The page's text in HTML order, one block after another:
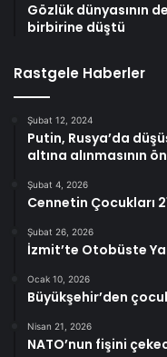
Gözlük dünyasının
birbirine düştü
Rastgele Haberler
Şubat 12, 2024
Putin, Rusya’da
altına alınmasının
Şubat 4, 2026
Cennetin Çocukları
Şubat 26, 2026
İzmit’te Otobüste
Ocak 10, 2026
Büyükşehir’den
Nisan 21, 2026
NATO’nun fişini